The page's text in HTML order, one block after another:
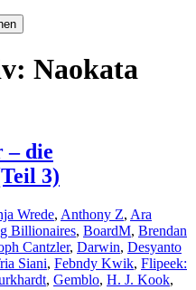
Naokata
– die
3)
Wrede, Anthony Z, Ara
Billionaires, BoardM, Brendan
Cantzler, Darwin, Desyanto
Siani, Febndy Kwik, Flipeek:
, Gemblo, H. J. Kook,